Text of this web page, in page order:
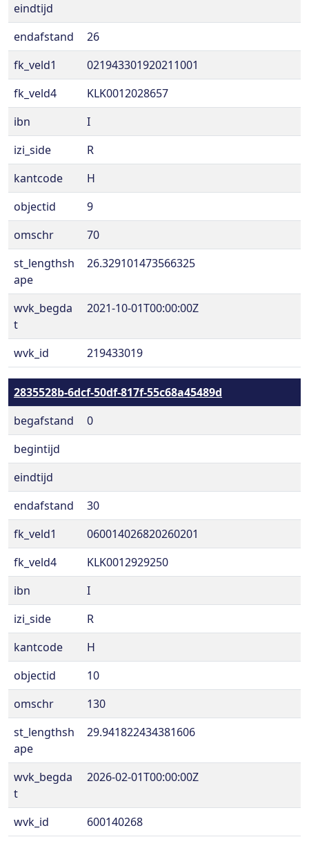
eindtijd
endafstand
26
fk_veld1
021943301920211001
fk_veld4
KLK0012028657
ibn
I
izi_side
R
kantcode
H
objectid
9
omschr
70
st_lengthsh
ape
26.329101473566325
wvk_begda
t
2021-10-01T00:00:00Z
wvk_id 219433019
2835528b-6dcf-50df-817f-55c68a45489d
begafstand
0
begintijd
eindtijd
endafstand
30
fk_veld1
060014026820260201
fk_veld4
KLK0012929250
ibn
I
izi_side
R
kantcode
H
objectid
10
omschr
130
st_lengthsh
ape
29.941822434381606
wvk_begda
t
2026-02-01T00:00:00Z
wvk_id 600140268